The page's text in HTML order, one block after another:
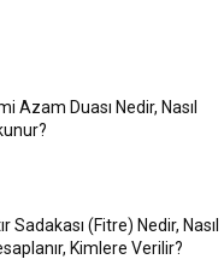
Azam Duası Nedir, Nasıl
Sadakası (Fitre) Nedir, Nasıl
Kimlere Verilir?